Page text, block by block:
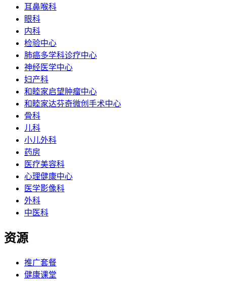
耳鼻喉科
眼科
内科
检验中心
肺癌多学科诊疗中心
神经医学中心
妇产科
和睦家启望肿瘤中心
和睦家达芬奇微创手术中心
骨科
儿科
小儿外科
药房
医疗美容科
心理健康中心
医学影像科
外科
中医科
资源
推广套餐
健康课堂